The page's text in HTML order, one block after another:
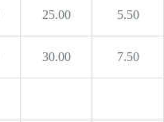
25.00 5.50
30.00 7.50